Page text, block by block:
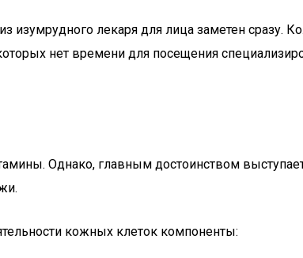
изумрудного лекаря для лица заметен сразу.
нет времени для посещения
Однако, главным достоинством
кожных клеток компоненты: